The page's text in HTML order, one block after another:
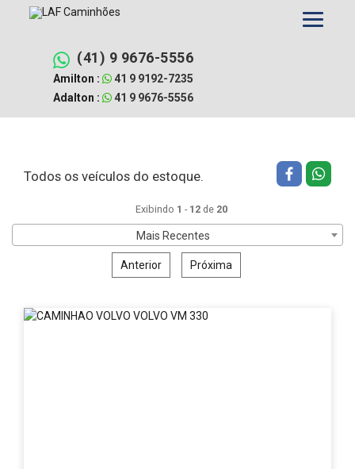
(41) 9 9676-5556
Amilton :
41 9 9192-7235
Adalton :
41 9 9676-5556
Filtrar busca Limpar filtros
Todos os veículos do estoque.
Mais Recentes
Exibindo 1 - 12 de 20
Anterior Próxima